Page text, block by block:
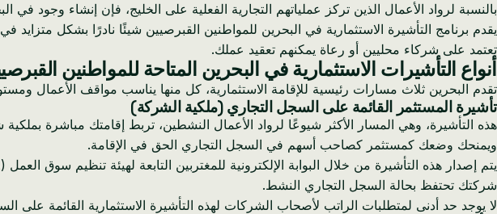
بالنسبة لرواد الأعمال الذين تركز عملياتهم التجارية الفعلية على الخليج، فإن إنشاء
تعتمد على شركاء محليين أو رعاة يمكنهم تعقيد عملك.
أنواع التأشيرات الاستثمارية في البحرين المتاحة للمواطنين
تقدم البحرين ثلاث مسارات رئيسية للإقامة الاستثمارية، كل منها يناسب مواقف الأعمال
تأشيرة المستثمر القائمة على السجل التجاري (ملكية الشركة)
ويمنحك وضعك كمستثمر كصاحب أسهم في السجل التجاري الحق في الإقامة.
شركتك تحتفظ بحالة السجل التجاري النشط.
لا يوجد حد أدنى لمتطلبات الراتب لأصحاب الشركات لهذه التأشيرة الاستثمارية القائمة